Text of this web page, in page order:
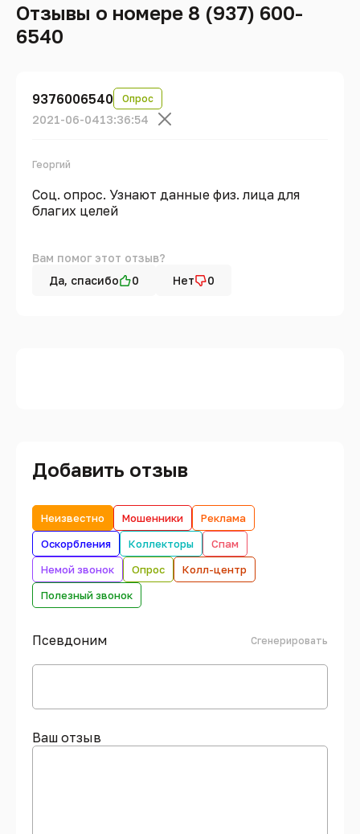
Отзывы о номере 8 (937) 600-
6540
9376006540 Опрос
2021-06-0413:36:54
Георгий
Соц. опрос. Узнают данные физ. лица для
благих целей
Вам помог этот отзыв?
Да, спасибо
0 Нет 0
Добавить отзыв
Неизвестно Мошенники
Реклама
Оскорбления
Коллекторы
Спам
Немой звонок
Опрос
Колл-центр
Полезный звонок
Псевдоним Сгенерировать
Ваш отзыв